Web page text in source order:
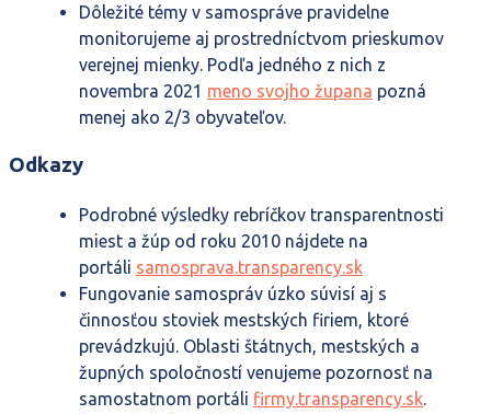
Dôležité témy v samospráve pravidelne
monitorujeme aj prostredníctvom prieskumov
verejnej mienky. Podľa jedného z nich z
novembra 2021 meno svojho župana pozná
menej ako 2/3 obyvateľov.
Odkazy
Podrobné výsledky rebríčkov transparentnosti
miest a žúp od roku 2010 nájdete na
portáli samosprava.transparency.sk
Fungovanie samospráv úzko súvisí aj s
činnosťou stoviek mestských firiem, ktoré
prevádzkujú. Oblasti štátnych, mestských a
župných spoločností venujeme pozornosť na
samostatnom portáli firmy.transparency.sk.